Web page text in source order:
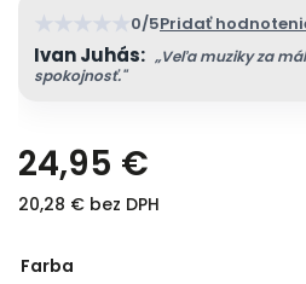
★ ★ ★ ★ ★0/5Pridať
Ivan Juhás: „Veľa muziky za
spokojnosť."
24,95 €
20,28 € bez DPH
Farba